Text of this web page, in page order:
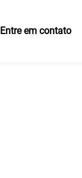
Entre em contato